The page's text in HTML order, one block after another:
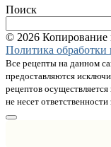
Поиск
© 2026 Копирование
Политика
Все рецепты на данном
предоставляются
рецептов
не несет